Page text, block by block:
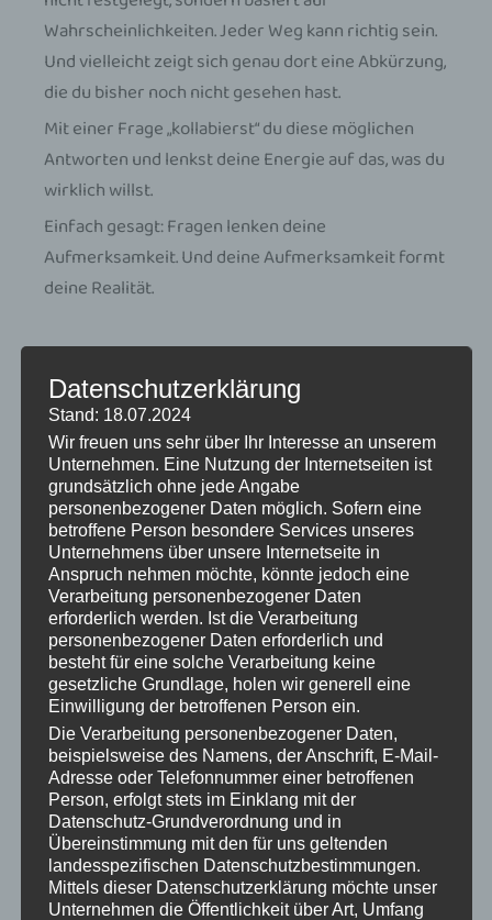
Wahrscheinlichkeiten. Jeder Weg kann richtig sein.
Und vielleicht zeigt sich genau dort eine Abkürzung,
die du bisher noch nicht gesehen hast.
Mit einer Frage „kollabierst“ du diese möglichen
Antworten und lenkst deine Energie auf das, was du
wirklich willst.
Einfach gesagt: Fragen lenken deine
Aufmerksamkeit. Und deine Aufmerksamkeit formt
deine Realität.
Meine 3 Lieblingsfragen für mehr Klarheit
und Leichtigkeit
(ab hier ist dein Text bewusstwortgleich
übernommen)
„Wem gehört dieser Gedanke wirklich?“
Wusstest du, dass 98 % unserer Gedanken gar nicht
unsere eigenen sind?
„Ist dieser Gedanke leicht oder schwer?“
Leicht = wahr für dich.
Schwer = eine Lüge, die du loslassen darfst.
„Was wäre, wenn das keine Begrenzung, sondern
eine Möglichkeit ist?“
Diese Frage öffnet sofort eine neue Perspektive.
Alles ist eine Frage der Wahl.
Es gibt keine festen Wahrheiten.
Bewusstheit bringt dir neue Möglichkeiten.
Keine Beurteilung, nur Chancen.
Datenschutzerklärung
Stand: 18.07.2024
Wir freuen uns sehr über Ihr Interesse an unserem
Unternehmen. Eine Nutzung der Internetseiten ist
grundsätzlich ohne jede Angabe
personenbezogener Daten möglich. Sofern eine
betroffene Person besondere Services unseres
Unternehmens über unsere Internetseite in
Anspruch nehmen möchte, könnte jedoch eine
Verarbeitung personenbezogener Daten
erforderlich werden. Ist die Verarbeitung
personenbezogener Daten erforderlich und
besteht für eine solche Verarbeitung keine
gesetzliche Grundlage, holen wir generell eine
Einwilligung der betroffenen Person ein.
Die Verarbeitung personenbezogener Daten,
beispielsweise des Namens, der Anschrift, E-Mail-
Adresse oder Telefonnummer einer betroffenen
Person, erfolgt stets im Einklang mit der
Datenschutz-Grundverordnung und in
Übereinstimmung mit den für uns geltenden
landesspezifischen Datenschutzbestimmungen.
Mittels dieser Datenschutzerklärung möchte unser
Unternehmen die Öffentlichkeit über Art, Umfang